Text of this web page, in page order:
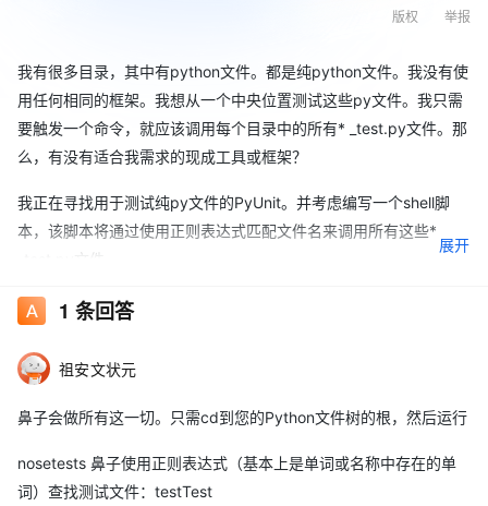
举报
版权
我有很多目录，其中有python文件。都是纯python文件。我没有使
用任何相同的框架。我想从一个中央位置测试这些py文件。我只需
要触发一个命令，就应该调用每个目录中的所有* _test.py文件。那
么，有没有适合我需求的现成工具或框架？
我正在寻找用于测试纯py文件的PyUnit。并考虑编写一个shell脚
本，该脚本将通过使用正则表达式匹配文件名来调用所有这些*
_test.py文件。
任何人都可以建议其他方法。随时欢迎你。
谢谢。
展开
1 条回答
祖安文状元
鼻子会做所有这一切。只需cd到您的Python文件树的根，然后运行
nosetests 鼻子使用正则表达式（基本上是单词或名称中存在的单
词）查找测试文件：testTest